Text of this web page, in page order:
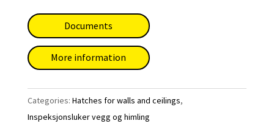
Documents
More information
Categories: Hatches for walls and ceilings,
Inspeksjonsluker vegg og himling